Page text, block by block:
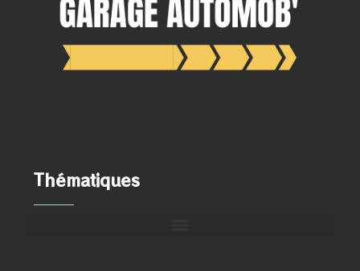
Thématiques